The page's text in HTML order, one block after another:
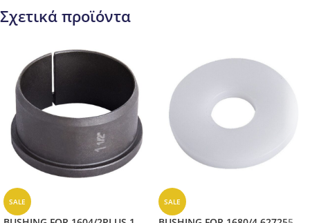
Σχετικά προϊόντα
SALE SALE